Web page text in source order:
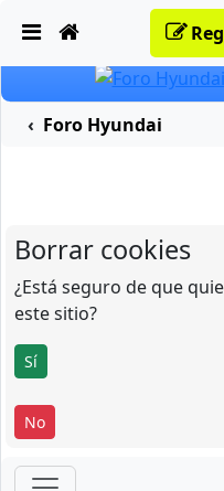
Foro Hyundai
Borrar cookies
¿Está seguro de que
este sitio?